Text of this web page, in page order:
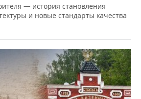
— история становления
и новые стандарты качества